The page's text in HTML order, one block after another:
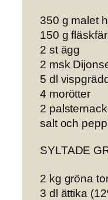
350 g malet
150 g
2 st ägg
2 msk
5 dl
4 morötter
2
salt och
SYLTADE
2 kg gröna
3 dl ättika